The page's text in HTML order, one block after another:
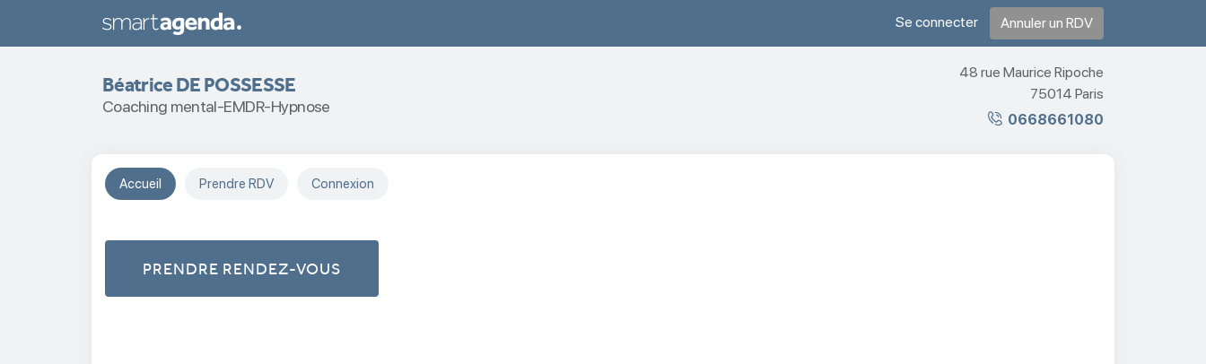
Se connecter Annuler un RDV
Béatrice DE POSSESSE
Coaching mental-EMDR-Hypnose
48 rue Maurice Ripoche
75014 Paris
0668661080
Accueil Prendre RDV Connexion
PRENDRE RENDEZ-VOUS